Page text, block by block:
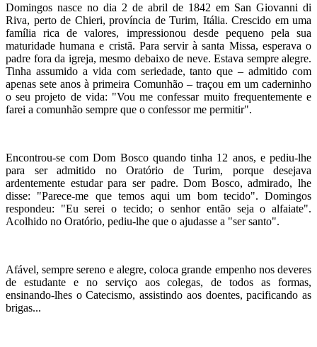
Domingos nasce no dia 2 de abril de 1842 em San Giovanni di
Riva, perto de Chieri, província de Turim, Itália. Crescido em uma
família rica de valores, impressionou desde pequeno pela sua
maturidade humana e cristã. Para servir à santa Missa, esperava o
padre fora da igreja, mesmo debaixo de neve. Estava sempre alegre.
Tinha assumido a vida com seriedade, tanto que – admitido com
apenas sete anos à primeira Comunhão – traçou em um caderninho
o seu projeto de vida: "Vou me confessar muito frequentemente e
farei a comunhão sempre que o confessor me permitir".
Encontrou-se com Dom Bosco quando tinha 12 anos, e pediu-lhe
para ser admitido no Oratório de Turim, porque desejava
ardentemente estudar para ser padre. Dom Bosco, admirado, lhe
disse: "Parece-me que temos aqui um bom tecido". Domingos
respondeu: "Eu serei o tecido; o senhor então seja o alfaiate".
Acolhido no Oratório, pediu-lhe que o ajudasse a "ser santo".
Afável, sempre sereno e alegre, coloca grande empenho nos deveres
de estudante e no serviço aos colegas, de todos as formas,
ensinando-lhes o Catecismo, assistindo aos doentes, pacificando as
brigas...